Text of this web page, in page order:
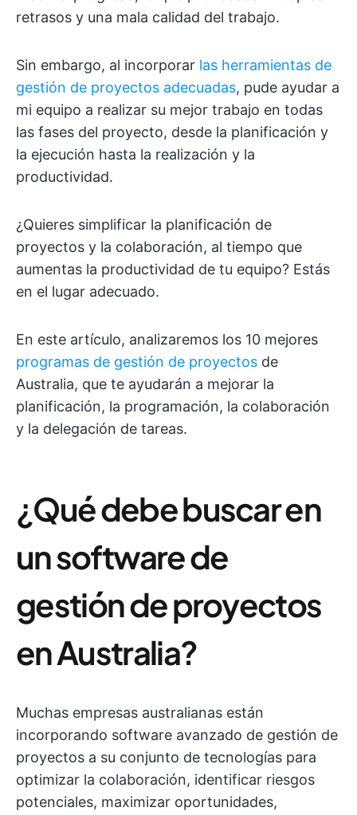
retrasos y una mala calidad del trabajo.
Sin embargo, al incorporar las herramientas de
gestión de proyectos adecuadas, pude ayudar a
mi equipo a realizar su mejor trabajo en todas
las fases del proyecto, desde la planificación y
la ejecución hasta la realización y la
productividad.
¿Quieres simplificar la planificación de
proyectos y la colaboración, al tiempo que
aumentas la productividad de tu equipo? Estás
en el lugar adecuado.
En este artículo, analizaremos los 10 mejores
programas de gestión de proyectos de
Australia, que te ayudarán a mejorar la
planificación, la programación, la colaboración
y la delegación de tareas.
¿Qué debe buscar en
un software de
gestión de proyectos
en Australia?
Muchas empresas australianas están
incorporando software avanzado de gestión de
proyectos a su conjunto de tecnologías para
optimizar la colaboración, identificar riesgos
potenciales, maximizar oportunidades,